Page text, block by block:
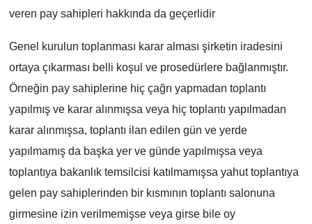
veren pay sahipleri hakkında da geçerlidir
Genel kurulun toplanması karar alması şirketin iradesini
ortaya çıkarması belli koşul ve prosedürlere bağlanmıştır.
Örneğin pay sahiplerine hiç çağrı yapmadan toplantı
yapılmış ve karar alınmışsa veya hiç toplantı yapılmadan
karar alınmışsa, toplantı ilan edilen gün ve yerde
yapılmamış da başka yer ve günde yapılmışsa veya
toplantıya bakanlık temsilcisi katılmamışsa yahut toplantıya
gelen pay sahiplerinden bir kısmının toplantı salonuna
girmesine izin verilmemişse veya girse bile oy